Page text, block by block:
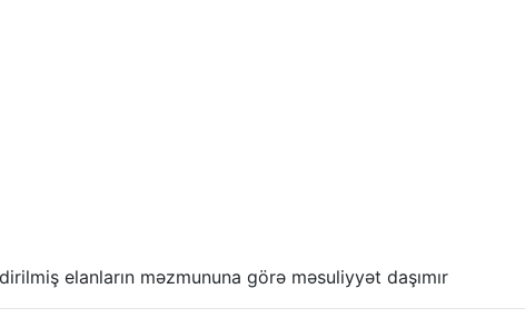
elanların məzmununa görə məsuliyyət daşımır